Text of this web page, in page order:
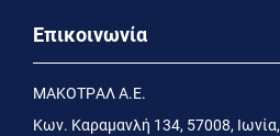
Επικοινωνία
MΑΚΟΤΡΑΛ Α.Ε.
Kων. Kαραμανλή 134, 57008, Ιωνία,